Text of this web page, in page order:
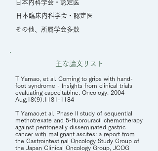
日本内科学会・認定医
日本臨床内科学会・認定医
その他、所属学会多数
主な論文リスト
T Yamao, et al. Coming to grips with hand-
foot syndrome - Insights from clinical trials
evaluating capecitabine. Oncology. 2004
Aug;18(9):1181-1184
T Yamao,et al. Phase II study of sequential
methotrexate and 5-fluorouracil chemotherapy
against peritoneally disseminated gastric
cancer with malignant ascites: a report from
the Gastrointestinal Oncology Study Group of
the Japan Clinical Oncology Group, JCOG